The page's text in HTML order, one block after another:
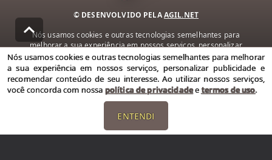
© DESENVOLVIDO PELAAGIL.NET
Nós usamos cookies e outras tecnologias semelhantes para
melhorar a sua experiência em nossos serviços, personalizar
publicidade e recomendar conteúdo de seu interesse. Ao utilizar
nossos serviços, você concorda com nossa política de privacidade e
termos de uso.
Política de Privacidade Termos de uso
Nós usamos cookies e outras tecnologias semelhantes para melhorar
a sua experiência em nossos serviços, personalizar publicidade e
recomendar conteúdo de seu interesse. Ao utilizar nossos serviços,
você concorda com nossa política de privacidadeetermos de uso.
ENTENDI